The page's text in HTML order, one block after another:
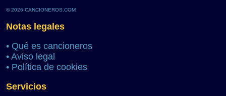
© 2026 CANCIONEROS.COM
Notas legales
• Qué es cancioneros
• Aviso legal
• Política de cookies
Servicios